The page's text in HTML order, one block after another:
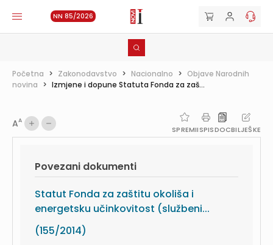
NN 85/2026
Početna > Zakonodavstvo > Nacionalno > Objave Narodnih
novina > Izmjene i dopune Statuta Fonda za zaš...
AA
SPREMIISPISDOCBILJEŠKE
Povezani dokumenti
Statut Fonda za zaštitu okoliša i
energetsku učinkovitost (službeni...
(155/2014)